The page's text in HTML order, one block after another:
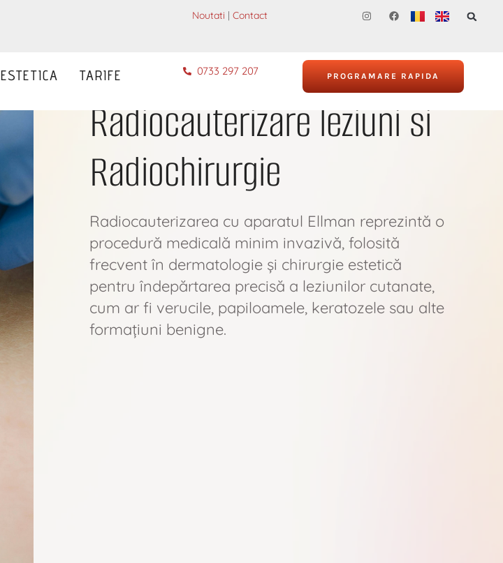
Noutati | Contact
ESTETICA TARIFE 0733 297 207 PROGRAMARE RAPIDA
Radiocauterizare leziuni si
Radiochirurgie
Radiocauterizarea cu aparatul Ellman reprezintă o
procedură medicală minim invazivă, folosită
frecvent în dermatologie și chirurgie estetică
pentru îndepărtarea precisă a leziunilor cutanate,
cum ar fi verucile, papiloamele, keratozele sau alte
formațiuni benigne.